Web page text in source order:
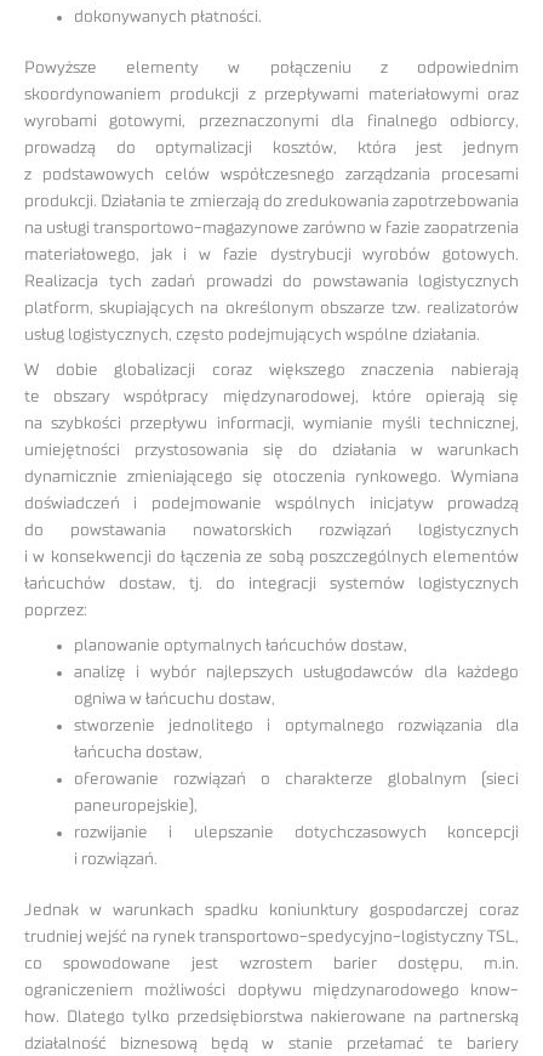
dokonywanych płatności.
Powyższe elementy w połączeniu z odpowiednim
skoordynowaniem produkcji z przepływami materiałowymi oraz
wyrobami gotowymi, przeznaczonymi dla finalnego odbiorcy,
prowadzą do optymalizacji kosztów, która jest jednym
z podstawowych celów współczesnego zarządzania procesami
produkcji. Działania te zmierzają do zredukowania zapotrzebowania
na usługi transportowo-magazynowe zarówno w fazie zaopatrzenia
materiałowego, jak i w fazie dystrybucji wyrobów gotowych.
Realizacja tych zadań prowadzi do powstawania logistycznych
platform, skupiających na określonym obszarze tzw. realizatorów
usług logistycznych, często podejmujących wspólne działania.
W dobie globalizacji coraz większego znaczenia nabierają
te obszary współpracy międzynarodowej, które opierają się
na szybkości przepływu informacji, wymianie myśli technicznej,
umiejętności przystosowania się do działania w warunkach
dynamicznie zmieniającego się otoczenia rynkowego. Wymiana
doświadczeń i podejmowanie wspólnych inicjatyw prowadzą
do powstawania nowatorskich rozwiązań logistycznych
i w konsekwencji do łączenia ze sobą poszczególnych elementów
łańcuchów dostaw, tj. do integracji systemów logistycznych
poprzez:
planowanie optymalnych łańcuchów dostaw,
analizę i wybór najlepszych usługodawców dla każdego
ogniwa w łańcuchu dostaw,
stworzenie jednolitego i optymalnego rozwiązania dla
łańcucha dostaw,
oferowanie rozwiązań o charakterze globalnym (sieci
paneuropejskie),
rozwijanie i ulepszanie dotychczasowych koncepcji
i rozwiązań.
Jednak w warunkach spadku koniunktury gospodarczej coraz
trudniej wejść na rynek transportowo-spedycyjno-logistyczny TSL,
co spowodowane jest wzrostem barier dostępu, m.in.
ograniczeniem możliwości dopływu międzynarodowego know-
how. Dlatego tylko przedsiębiorstwa nakierowane na partnerską
działalność biznesową będą w stanie przełamać te bariery